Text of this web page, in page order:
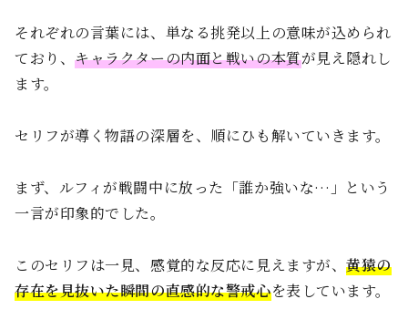
それぞれの言葉には、単なる挑発以上の意味が込められ
ており、キャラクターの内面と戦いの本質が見え隠れし
ます。
セリフが導く物語の深層を、順にひも解いていきます。
まず、ルフィが戦闘中に放った「誰か強いな…」という
一言が印象的でした。
このセリフは一見、感覚的な反応に見えますが、黄猿の
存在を見抜いた瞬間の直感的な警戒心を表しています。